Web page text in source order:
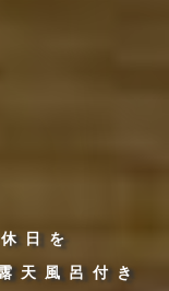
日を
天風呂付き